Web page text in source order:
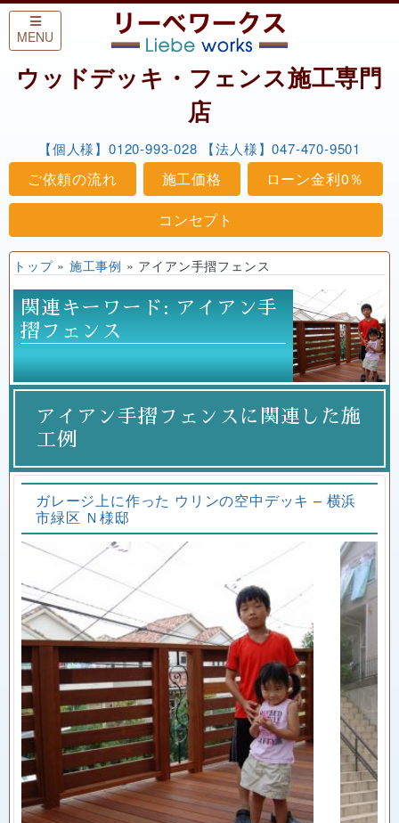
Skip to content
MENU
ウッドデッキ・フェンス施工専門
店
【個人様】0120-993-028 【法人様】047-470-9501
ご依頼の流れ 施工価格
ローン金利0％
コンセプト
トップ» 施工事例 » アイアン手摺フェンス
関連キーワード: アイアン手
摺フェンス
アイアン手摺フェンスに関連した施
工例
ガレージ上に作った ウリンの空中デッキ – 横浜
市緑区 Ｎ様邸